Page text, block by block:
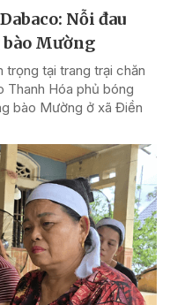
Nỗi đau
Mường
trọng tại trang trại chăn
Thanh Hóa phủ bóng
bào Mường ở xã Điền